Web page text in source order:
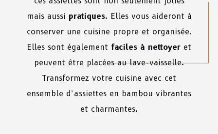
mais aussi pratiques. Elles vous aideront à
conserver une cuisine propre et organisée.
Elles sont également faciles à nettoyer et
peuvent être placées au lave-vaisselle.
Transformez votre cuisine avec cet
ensemble d’assiettes en bambou vibrantes
et charmantes.